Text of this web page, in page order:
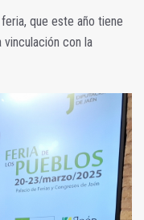
que este año tiene
con la